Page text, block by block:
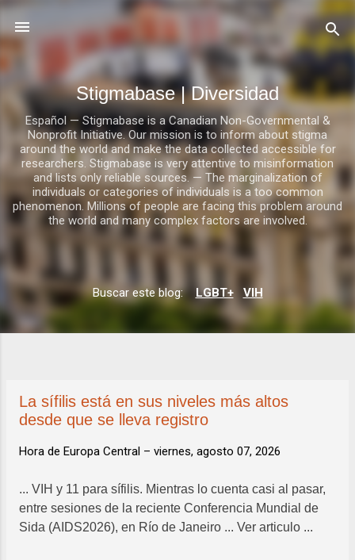
Ir al contenido principal
Stigmabase | Diversidad
Español — Stigmabase is a Canadian Non-Governmental &
Nonprofit Initiative. Our mission is to inform about stigma
around the world and make the data collected accessible for
researchers. Stigmabase is very attentive to misinformation
and lists only reliable sources. — The marginalization of
individuals or categories of individuals is a too common
phenomenon. Millions of people are facing this problem around
the world and many complex factors are involved.
E
Buscar este blog: LGBT+ VIH
La sífilis está en sus niveles más altos
desde que se lleva registro
Hora de Europa Central – viernes, agosto 07, 2026
... VIH y 11 para sífilis. Mientras lo cuenta casi al pasar,
entre sesiones de la reciente Conferencia Mundial de
Sida (AIDS2026), en Río de Janeiro ... Ver articulo ...